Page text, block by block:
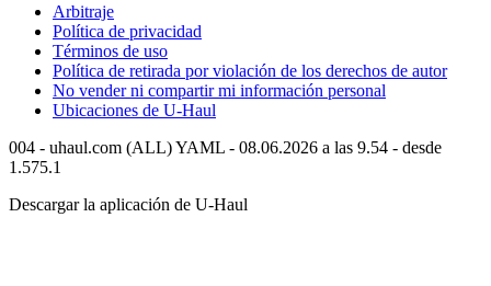
Arbitraje
Política de privacidad
Términos de uso
Política de retirada por violación de los derechos de autor
No vender ni compartir mi información personal
Ubicaciones de U-Haul
004 - uhaul.com (ALL) YAML - 08.06.2026 a las 9.54 - desde
1.575.1
Descargar la aplicación de U-Haul